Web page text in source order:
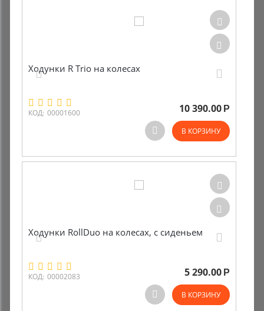
Ходунки R Trio на колесах
КОД: 00001600 10 390.00 Р
В КОРЗИНУ
Ходунки RollDuo на колесах, с сиденьем
КОД: 00002083 5 290.00 Р
В КОРЗИНУ